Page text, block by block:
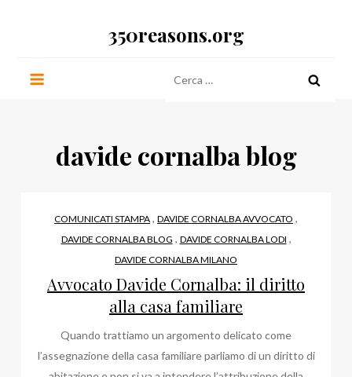
350reasons.org
per:
davide cornalba blog
COMUNICATI STAMPA , DAVIDE CORNALBA AVVOCATO ,
DAVIDE CORNALBA BLOG , DAVIDE CORNALBA LODI ,
DAVIDE CORNALBA MILANO
Avvocato Davide Cornalba: il diritto
alla casa familiare
Quando trattiamo un argomento delicato come
l’assegnazione della casa familiare parliamo di un diritto di